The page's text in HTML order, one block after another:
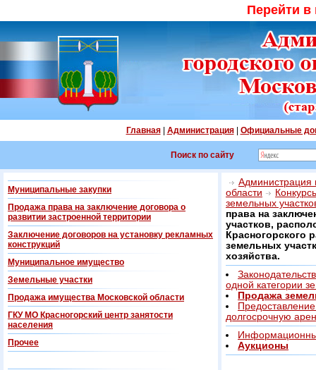
Перейти
Главная| Администрация| Официальные
Поиск по сайту
Муниципальные закупки
Продажа права на заключение договора о
развитии застроенной территории
Заключение договоров на установку рекламных
конструкций
Муниципальное имущество
Земельные участки
Продажа имущества Московской области
ГКУ МО Красногорский центр занятости
населения
Прочее
Администрация
области
земельных
права на
участков,
Красногорского
земельных
хозяйства.
одной категории
Продажа
долгосрочную
Аукционы